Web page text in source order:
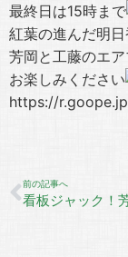
最終日は15時まで
紅葉の進んだ明
芳岡と工藤のエ
お楽しみください
https://
前の記事へ